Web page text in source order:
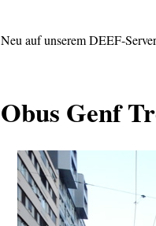
Neu auf unserem DEEF-
Obus Genf